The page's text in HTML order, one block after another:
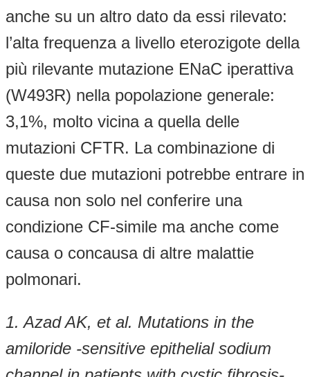
anche su un altro dato da essi rilevato:
l’alta frequenza a livello eterozigote della
più rilevante mutazione ENaC iperattiva
(W493R) nella popolazione generale:
3,1%, molto vicina a quella delle
mutazioni CFTR. La combinazione di
queste due mutazioni potrebbe entrare in
causa non solo nel conferire una
condizione CF-simile ma anche come
causa o concausa di altre malattie
polmonari.
1. Azad AK, et al. Mutations in the
amiloride -sensitive epithelial sodium